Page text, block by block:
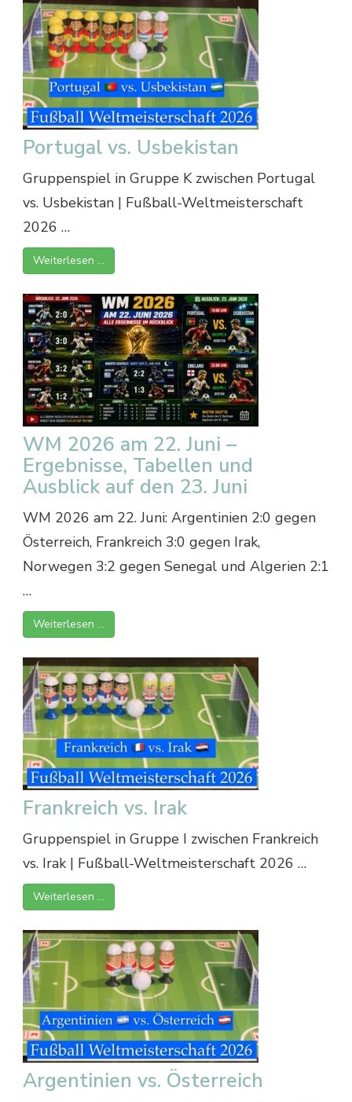
Portugal vs. Usbekistan
Gruppenspiel in Gruppe K zwischen Portugal
vs. Usbekistan | Fußball-Weltmeisterschaft
2026 …
Weiterlesen …
WM 2026 am 22. Juni –
Ergebnisse, Tabellen und
Ausblick auf den 23. Juni
WM 2026 am 22. Juni: Argentinien 2:0 gegen
Österreich, Frankreich 3:0 gegen Irak,
Norwegen 3:2 gegen Senegal und Algerien 2:1
…
Weiterlesen …
Frankreich vs. Irak
Gruppenspiel in Gruppe I zwischen Frankreich
vs. Irak | Fußball-Weltmeisterschaft 2026 …
Weiterlesen …
Argentinien vs. Österreich